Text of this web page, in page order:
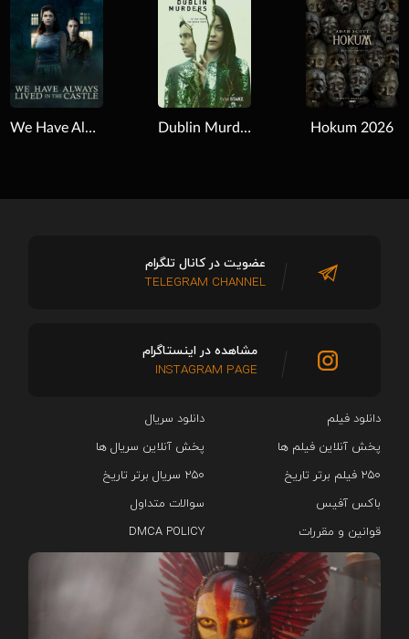
Download
Hokum 2026
Download
Dublin Murders 2019
We Have Always Lived in the Castle 2018
دانلود فیلم
دانلود سریال‌
پخش آنلاین فیلم ها
پخش آنلاین سریال ها
۲۵۰ فیلم برتر تاریخ
۲۵۰ سریال برتر تاریخ
باکس آفیس
سوالات متداول
قوانین و مقررات
DMCA POLICY
عضویت در کانال تلگرام
TELEGRAM CHANNEL
مشاهده در اینستاگرام
INSTAGRAM PAGE